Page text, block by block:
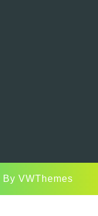
By VWThemes